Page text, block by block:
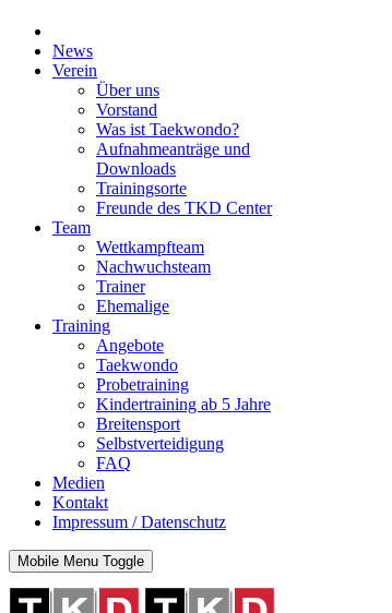
News
Verein
Über uns
Vorstand
Was ist Taekwondo?
Aufnahmeanträge und
Downloads
Trainingsorte
Freunde des TKD Center
Team
Wettkampfteam
Nachwuchsteam
Trainer
Ehemalige
Training
Angebote
Taekwondo
Probetraining
Kindertraining ab 5 Jahre
Breitensport
Selbstverteidigung
FAQ
Medien
Kontakt
Impressum / Datenschutz
Mobile Menu Toggle